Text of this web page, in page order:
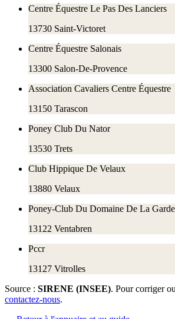
Centre Équestre Le Pas Des Lanciers
13730 Saint-Victoret
Centre Équestre Salonais
13300 Salon-De-Provence
Association Cavaliers Centre Équestre
13150 Tarascon
Poney Club Du Nator
13530 Trets
Club Hippique De Velaux
13880 Velaux
Poney-Club Du Domaine De La Garde
13122 Ventabren
Pccr
13127 Vitrolles
Source : SIRENE (INSEE). Pour corriger
contactez-nous.